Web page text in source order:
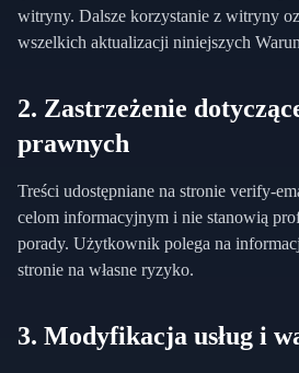
witryny. Dalsze korzystanie z witryny
wszelkich aktualizacji niniejszych
2. Zastrzeżenie
prawnych
Treści udostępniane na stronie verify-
celom informacyjnym i nie stanowią
porady. Użytkownik polega na
stronie na własne ryzyko.
3. Modyfikacja usług i